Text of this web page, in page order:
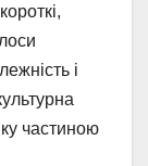
і
частиною